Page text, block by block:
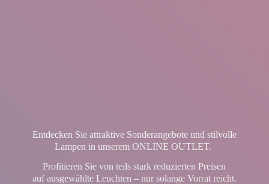
Entdecken Sie attraktive Sonderangebote und stilvolle
Lampen in unserem ONLINE OUTLET.
Profitieren Sie von teils stark reduzierten Preisen
auf ausgewählte Leuchten – nur solange Vorrat reicht.